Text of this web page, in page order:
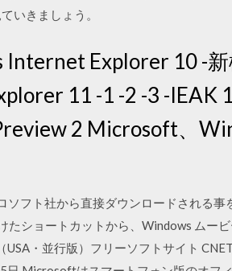
いきましょう。
Explorer 10 -新
11 -1 -2 -3 -IEAK
2 Microsoft、
フト社から直接ダウンロードされる事
ショートカットから、Windows ムービ
・並行版）フリーソフトサイト